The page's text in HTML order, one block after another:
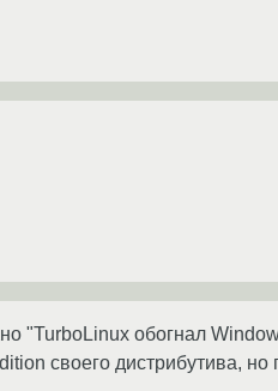
"TurboLinux обогнал
своего дистрибутива, но